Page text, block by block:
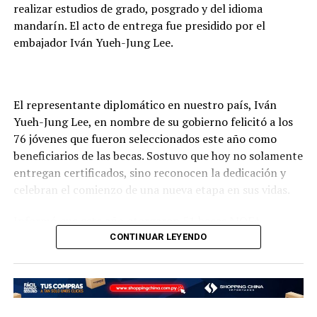
gente.
Municipios en riesgo de inundaciones
podemos señalar que uno este más en riesgo que otro,
todos son importantes y a todos vamos a apoyar”,
exteriorizó.
De la reunión participaron los intendentes municipales
de Asunción, Luís Bello; de Limpio, Optaciano Gómez;
Mariano Roque Alonso, Carolina Aranda y de Luque,
Defensa Nacional el comandante de las Fuerzas
realizar estudios de grado, posgrado y del idioma
mandarín. El acto de entrega fue presidido por el
embajador Iván Yueh-Jung Lee.
El representante diplomático en nuestro país, Iván
Yueh-Jung Lee, en nombre de su gobierno felicitó a los
76 jóvenes que fueron seleccionados este año como
beneficiarios de las becas. Sostuvo que hoy no solamente
entregan certificados, sino reconocen la dedicación y
celebran el comienzo de una nueva etapa en sus vidas.
Taiwán; 13 del Fondo de Cooperación y Desarrollo
Internacional (International Cooperation and
(ICDF); 10 Huayu para estudio del idioma mandarín y 2
CONTINUAR LEYENDO